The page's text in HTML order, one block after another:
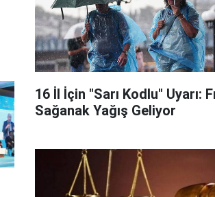
16 İl İçin "Sarı Kodlu" Uyarı:
Sağanak Yağış Geliyor